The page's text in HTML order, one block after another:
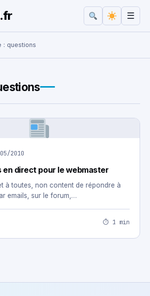
.fr ☰
: questions
2010
en direct pour le webmaster
à toutes, non content de répondre à
emails, sur le forum,…
⏱ 1 min